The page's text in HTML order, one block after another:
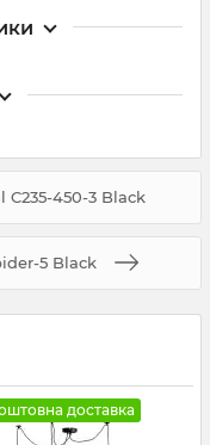
450-3 Black
5 Black
доставка